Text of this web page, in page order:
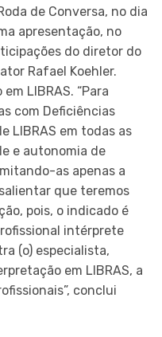
de Conversa, no dia
apresentação, no
do diretor do
Rafael Koehler.
LIBRAS. “Para
com Deficiências
LIBRAS em todas as
e autonomia de
as apenas a
que teremos
pois, o indicado é
intérprete
(o) especialista,
em LIBRAS, a
conclui